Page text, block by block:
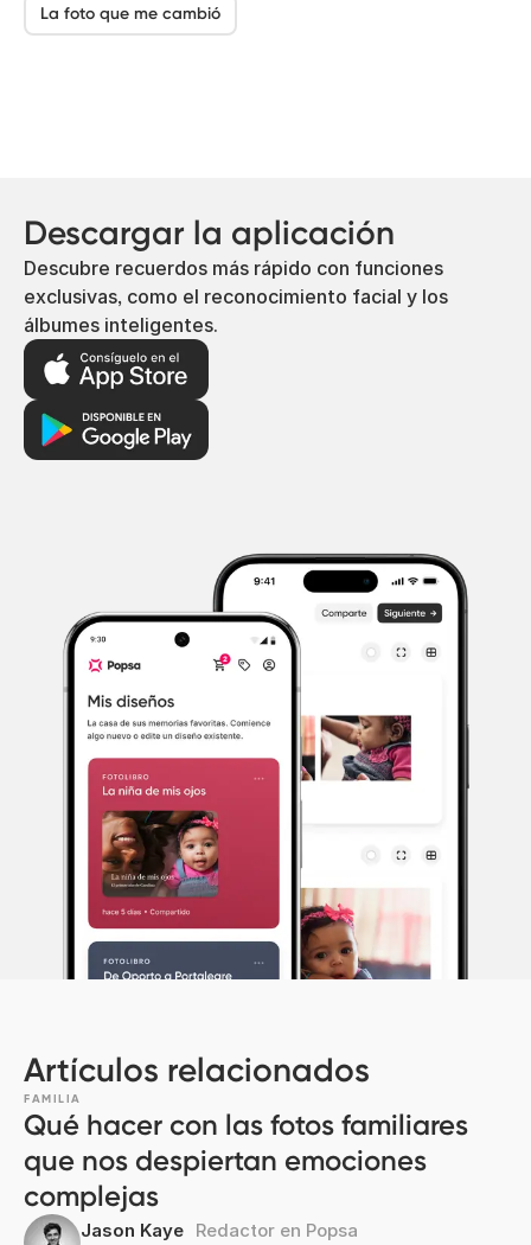
La foto que me cambió
Descargar la aplicación
Descubre recuerdos más rápido con funciones
exclusivas, como el reconocimiento facial y los
álbumes inteligentes.
Artículos relacionados
FAMILIA
Qué hacer con las fotos familiares
que nos despiertan emociones
complejas
Jason Kaye Redactor en Popsa